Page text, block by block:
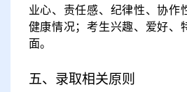
业心、责任感、纪律性、协作
健康情况；考生兴趣、爱好、
面。
五、录取相关原则